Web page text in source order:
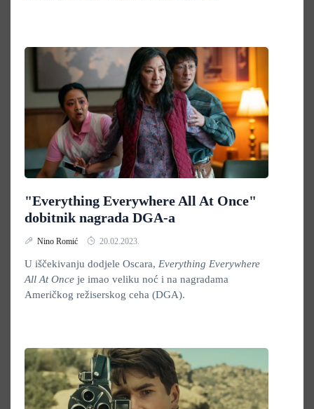
"Everything Everywhere All At Once"
dobitnik nagrada DGA-a
Nino Romić 20.02.2023.
U iščekivanju dodjele Oscara, Everything Everywhere
All At Once je imao veliku noć i na nagradama
Američkog režiserskog ceha (DGA).